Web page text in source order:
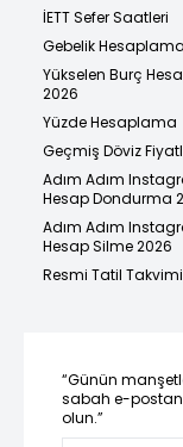
İETT Sefer Saatleri
Gebelik Hesaplama
Yükselen Burç
2026
Yüzde Hesaplama
Geçmiş Döviz
Adım Adım
Hesap Dondurma
Adım Adım
Hesap Silme 2026
Resmi Tatil
“Günün
sabah e-
olun.”